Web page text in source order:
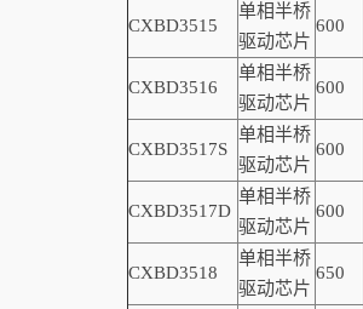
CXBD3515
单相半桥
驱动芯片
600
CXBD3516
单相半桥
驱动芯片
600
CXBD3517S
单相半桥
驱动芯片
600
CXBD3517D
单相半桥
驱动芯片
600
CXBD3518
单相半桥
驱动芯片
650